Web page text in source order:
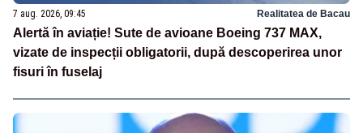
7 aug. 2026, 09:45 Realitatea de Bacau
Alertă în aviație! Sute de avioane Boeing 737 MAX,
vizate de inspecții obligatorii, după descoperirea unor
fisuri în fuselaj